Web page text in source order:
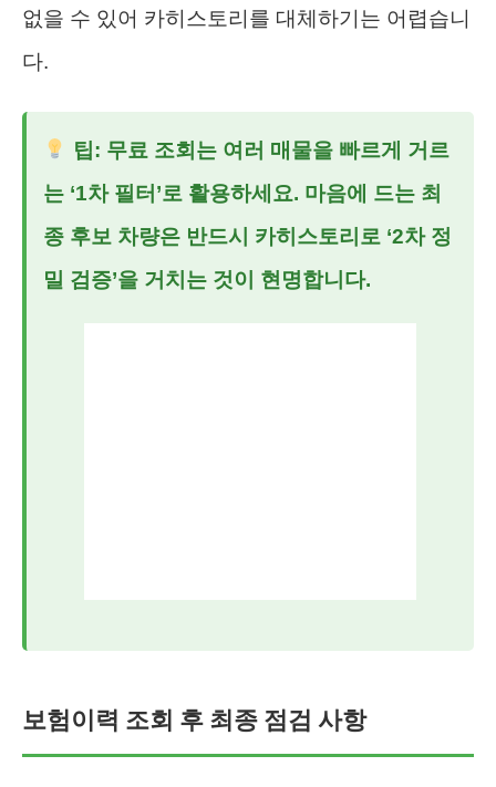
없을 수 있어 카히스토리를 대체하기는 어렵습니
다.
팁: 무료 조회는 여러 매물을 빠르게 거르
는 ‘1차 필터’로 활용하세요. 마음에 드는 최
종 후보 차량은 반드시 카히스토리로 ‘2차 정
밀 검증’을 거치는 것이 현명합니다.
보험이력 조회 후 최종 점검 사항